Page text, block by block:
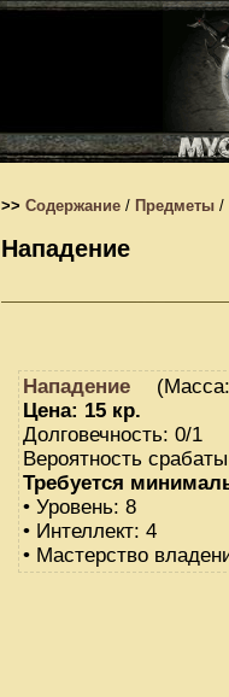
>> Содержание / Предметы /
Нападение
Нападение
Цена: 15 кр.
Долговечность: 0/1
Вероятность
Требуется
• Уровень: 8
• Интеллект: 4
• Мастерство